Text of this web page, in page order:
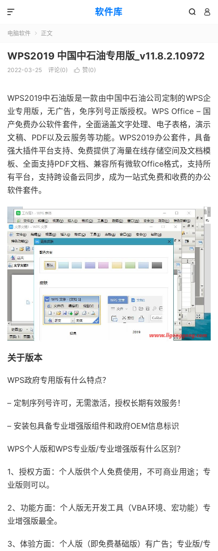
软件库  

电脑软件  正文
WPS2019 中国中石油专用版_v11.8.2.10972
2022-03-25 评论(0)  赞(0)
WPS2019中石油版是一款由中国中石油公司定制的WPS企
业专用版，无广告，免序列号正版授权。WPS Office – 国
产免费办公软件套件，全面涵盖文字处理、电子表格，演示
文稿、PDF以及云服务等功能。WPS2019办公套件，具备
强大插件平台支持、免费提供了海量在线存储空间及文档模
板、全面支持PDF文档、兼容所有微软Office格式，支持所
有平台，支持跨设备云同步，成为一站式免费和收费的办公
软件套件。
关于版本
WPS政府专用版有什么特点？
– 定制序列号许可，无需激活，授权长期有效服务！
– 安装包具备专业增强版组件和政府OEM信息标识
WPS个人版和WPS专业版/专业增强版有什么区别？
1、授权方面：个人版供个人免费使用，不可商业用途；专
业版则可以。
2、功能方面：个人版无开发工具（VBA环境、宏功能）专
业增强版最全。
3、体验方面：个人版（即免费基础版）有广告；专业版/专